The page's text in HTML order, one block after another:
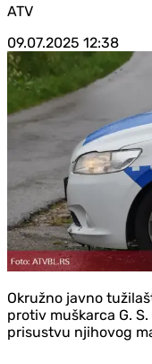
ATV
09.07.2025 12:38
Okružno javno
protiv muškarca G.
prisustvu njihovog